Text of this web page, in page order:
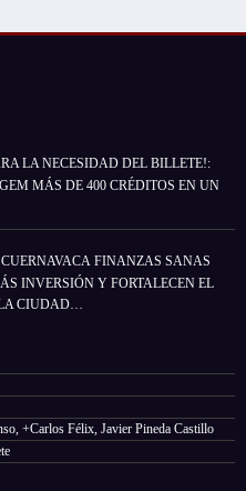
LA NECESIDAD DEL BILLETE!:
MÁS DE 400 CRÉDITOS EN UN
FINANZAS SANAS
INVERSIÓN Y FORTALECEN EL
CIUDAD…
+Carlos Félix, Javier Pineda Castillo